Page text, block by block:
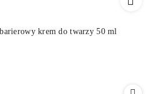
krem do twarzy 50 ml